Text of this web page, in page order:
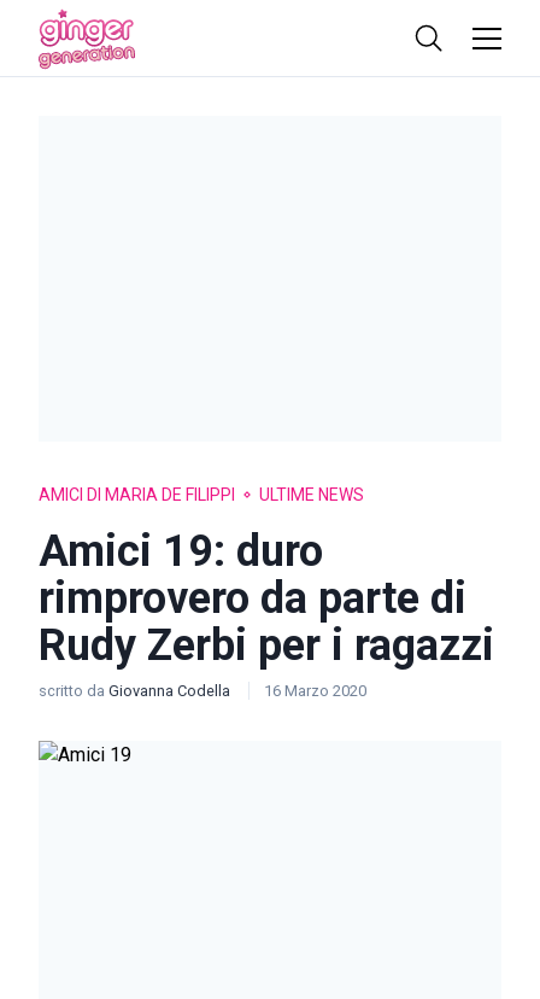
AMICI DI MARIA DE FILIPPI ULTIME NEWS
Amici 19: duro
rimprovero da parte di
Rudy Zerbi per i ragazzi
scritto da Giovanna Codella 16 Marzo 2020